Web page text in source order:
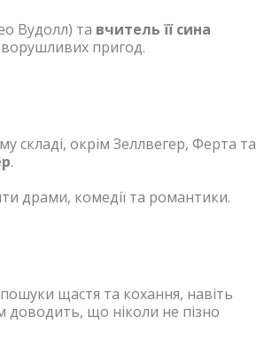
Вудолл) та вчитель її сина
пригод.
складі, окрім Зеллвегер, Ферта та
.
драми, комедії та романтики.
щастя та кохання, навіть
доводить, що ніколи не пізно